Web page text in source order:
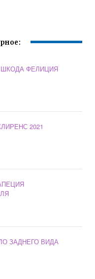
ШКОДА ФЕЛИЦИЯ
2021
ЗАДНЕГО ВИДА